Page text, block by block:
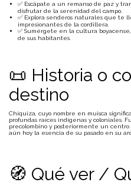
✅ Escápate a un remanso de paz y
disfrutar de la serenidad del campo.
✅ Explora senderos naturales que te
impresionantes de la cordillera.
✅ Sumérgete en la cultura
de sus habitantes.
📜 Historia o
destino
Chíquiza, cuyo nombre en muisca
profundas raíces indígenas y coloniales.
precolombino y posteriormente un
aún hoy la esencia de su pasado en su
🧭 Qué ver /